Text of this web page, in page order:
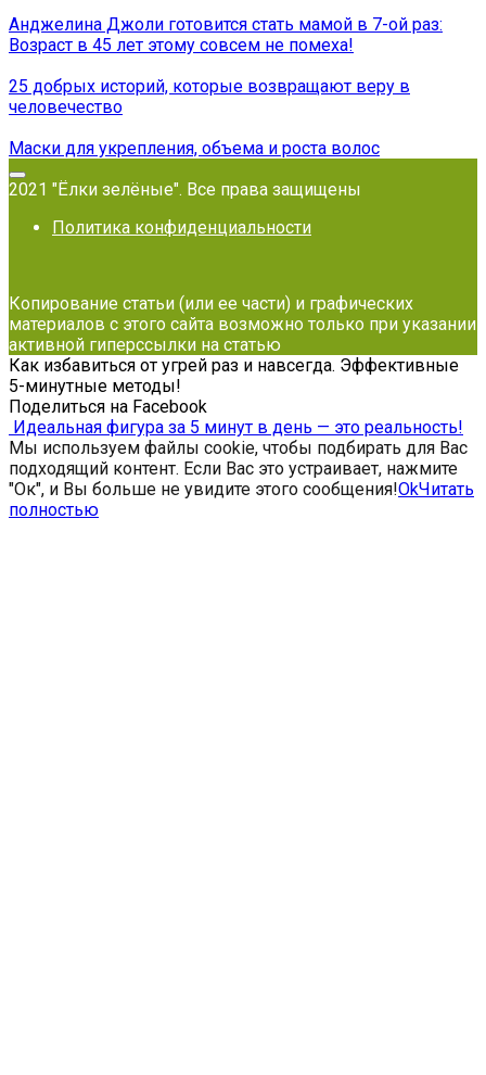
Анджелина Джоли готовится стать мамой в 7-ой раз:
Возраст в 45 лет этому совсем не помеха!
25 добрых историй, которые возвращают веру в
человечество
Маски для укрепления, объема и роста волос
2021 "Ёлки зелёные". Все права защищены
Политика конфиденциальности
Копирование статьи (или ее части) и графических
материалов с этого сайта возможно только при указании
активной гиперссылки на статью
Как избавиться от угрей раз и навсегда. Эффективные
5-минутные методы!
Поделиться на Facebook
Идеальная фигура за 5 минут в день — это реальность!
Мы используем файлы cookie, чтобы подбирать для Вас
подходящий контент. Если Вас это устраивает, нажмите
"Ок", и Вы больше не увидите этого сообщения!OkЧитать
полностью